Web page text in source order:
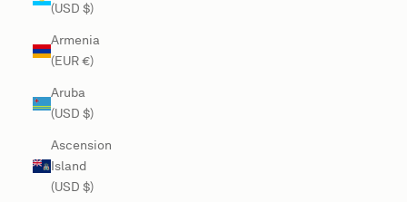
(USD $)
Armenia
(EUR €)
Aruba
(USD $)
Ascension
Island
(USD $)